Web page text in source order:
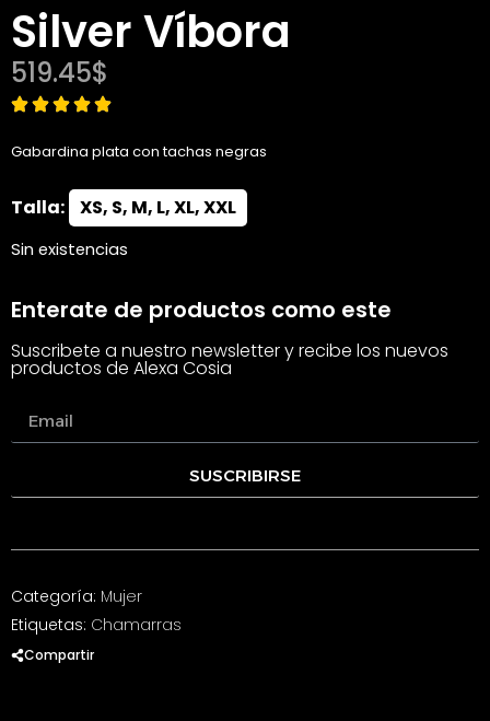
Silver Víbora
519.45$
Gabardina plata con tachas negras
Talla: XS, S, M, L, XL, XXL
Sin existencias
Enterate de productos como este
Suscribete a nuestro newsletter y recibe los nuevos
productos de Alexa Cosia
SUSCRIBIRSE
Categoría: Mujer
Etiquetas: Chamarras
Compartir